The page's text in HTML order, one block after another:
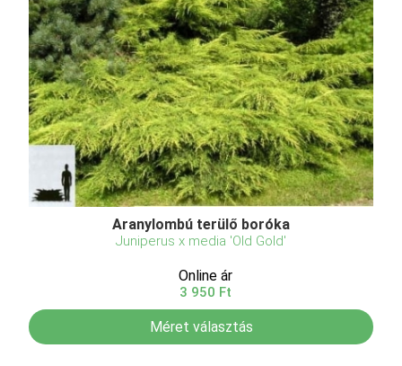
Aranylombú terülő boróka
Juniperus x media 'Old Gold'
Online ár
3 950 Ft
Méret választás